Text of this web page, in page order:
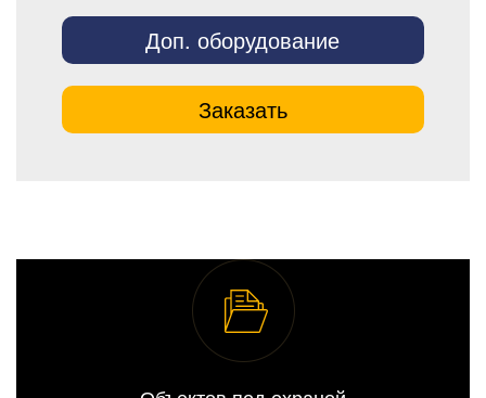
Доп. оборудование
Заказать